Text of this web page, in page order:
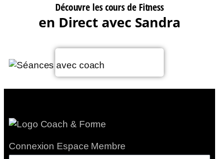
Découvre les cours de Fitness
en Direct avec Sandra
Voir le planning
Connexion Espace Membre